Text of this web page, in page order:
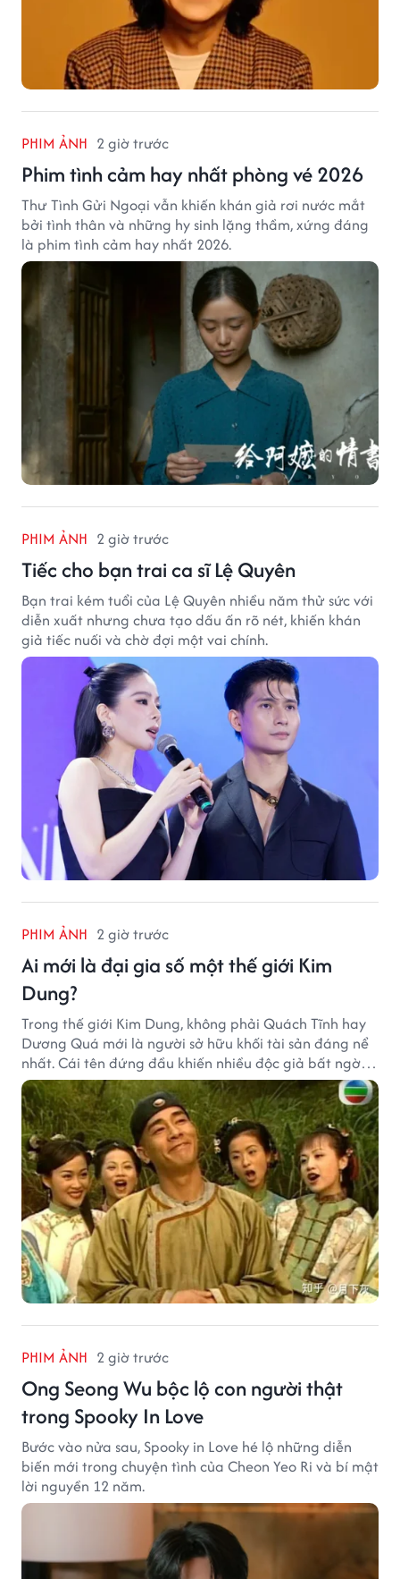
PHIM ẢNH 2 giờ trước
Phim tình cảm hay nhất phòng vé 2026
Thư Tình Gửi Ngoại vẫn khiến khán giả rơi nước mắt
bởi tình thân và những hy sinh lặng thầm, xứng đáng
là phim tình cảm hay nhất 2026.
PHIM ẢNH 2 giờ trước
Tiếc cho bạn trai ca sĩ Lệ Quyên
Bạn trai kém tuổi của Lệ Quyên nhiều năm thử sức với
diễn xuất nhưng chưa tạo dấu ấn rõ nét, khiến khán
giả tiếc nuối và chờ đợi một vai chính.
PHIM ẢNH 2 giờ trước
Ai mới là đại gia số một thế giới Kim
Dung?
Trong thế giới Kim Dung, không phải Quách Tĩnh hay
Dương Quá mới là người sở hữu khối tài sản đáng nể
nhất. Cái tên đứng đầu khiến nhiều độc giả bất ngờ
bởi xuất thân của nhân vật này hoàn toàn không
giống một đại hiệp.
PHIM ẢNH 2 giờ trước
Ong Seong Wu bộc lộ con người thật
trong Spooky In Love
Bước vào nửa sau, Spooky in Love hé lộ những diễn
biến mới trong chuyện tình của Cheon Yeo Ri và bí mật
lời nguyền 12 năm.